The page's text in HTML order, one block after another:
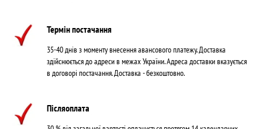
Термін постачання
35-40 днів з моменту внесення авансового платежу. Доставка
здійснюється до адреси в межах України. Адреса доставки вказується
в договорі постачання. Доставка - безкоштовно.
Післяоплата